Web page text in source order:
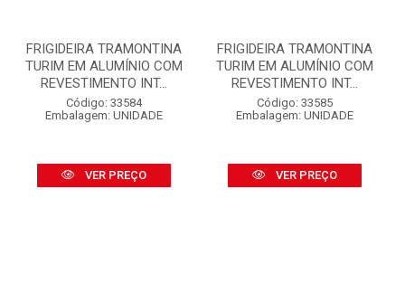
FRIGIDEIRA TRAMONTINA
TURIM EM ALUMÍNIO COM
REVESTIMENTO INT...
Código: 33584
Embalagem: UNIDADE
VER PREÇO
FRIGIDEIRA TRAMONTINA
TURIM EM ALUMÍNIO COM
REVESTIMENTO INT...
Código: 33585
Embalagem: UNIDADE
VER PREÇO